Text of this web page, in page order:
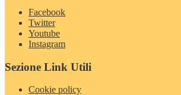
Facebook
Twitter
Youtube
Instagram
Sezione Link Utili
Cookie policy